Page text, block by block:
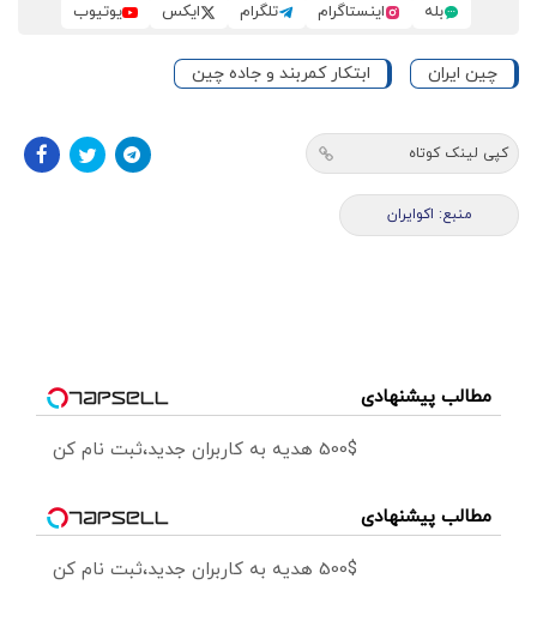
بله
اینستاگرام تلگرام ایکس یوتیوب
چین ایران ابتکار کمربند و جاده چین
کپی لینک کوتاه
منبع: اکوایران
مطالب پیشنهادی
500$ هدیه به کاربران جدید،ثبت نام کن
مطالب پیشنهادی
500$ هدیه به کاربران جدید،ثبت نام کن